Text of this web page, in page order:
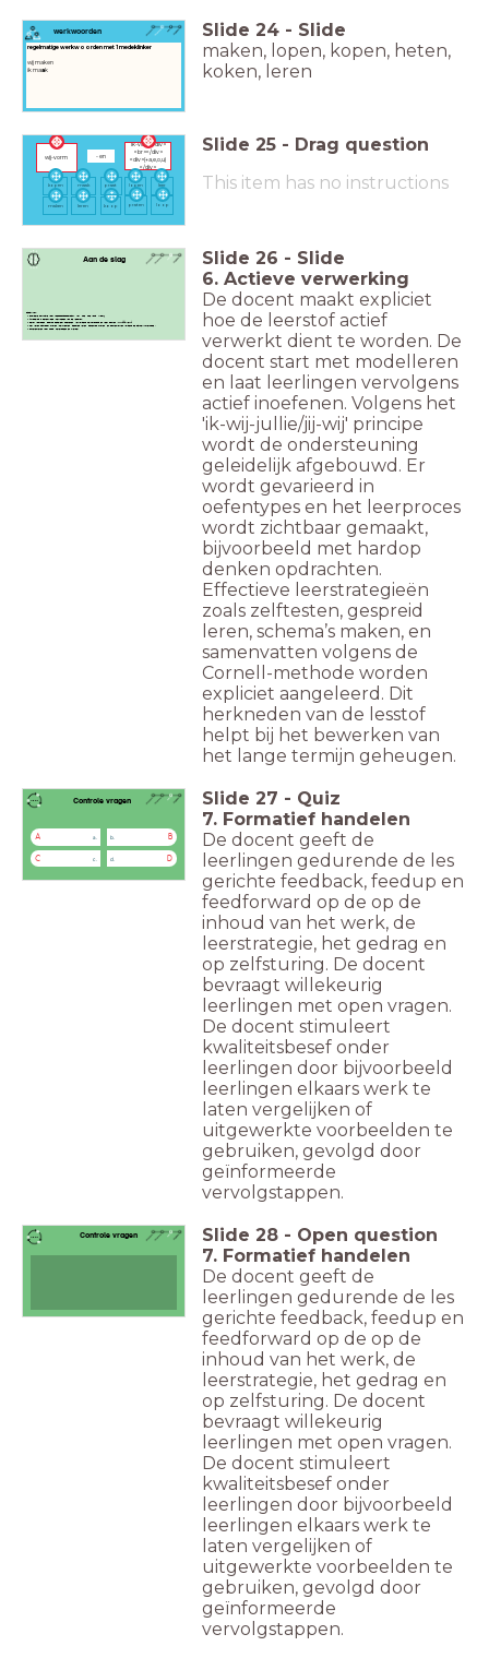
werkwoorden
regelmatige werkwoorden met 1 medeklinker
wij maken
ik maak
Slide 24 - Slide
maken, lopen, kopen, heten,
koken, leren
- en
wij-vorm
ik-vorm<div>
<br></div>
<div>(+a,e,o,u)
</div>
kopen maak lopen leer
maken leren koop loop
praten
praat
Slide 25 - Drag question
This item has no instructions
Aan de slag
Checklist:
Expliciete instructie voor toepassingsopdracht: wat, hoe, hoe lang, klaar?
Afwisseling in oefentypes (herkneden van de lesstof)
Eerst voordoen, daarna begeleidt inoefenen, vervolgens zelfstanding en weer samen (ik--wij-jij/jullie-wij)
Het leren zichtbaar maken (zelftesten, gespreid leren, schema’s maken, en samenvatten volgens de Cornell-methode )
Differentiëren waar nodig: heterogeen en flexibel.
Slide 26 - Slide
6. Actieve verwerking
De docent maakt expliciet
hoe de leerstof actief
verwerkt dient te worden. De
docent start met modelleren
en laat leerlingen vervolgens
actief inoefenen. Volgens het
'ik-wij-jullie/jij-wij' principe
wordt de ondersteuning
geleidelijk afgebouwd. Er
wordt gevarieerd in
oefentypes en het leerproces
wordt zichtbaar gemaakt,
bijvoorbeeld met hardop
denken opdrachten.
Effectieve leerstrategieën
zoals zelftesten, gespreid
leren, schema’s maken, en
samenvatten volgens de
Cornell-methode worden
expliciet aangeleerd. Dit
herkneden van de lesstof
helpt bij het bewerken van
het lange termijn geheugen.
Controle vragen
A a. B
b.
C c. D
d.
Slide 27 - Quiz
7. Formatief handelen
De docent geeft de
leerlingen gedurende de les
gerichte feedback, feedup en
feedforward op de op de
inhoud van het werk, de
leerstrategie, het gedrag en
op zelfsturing. De docent
bevraagt willekeurig
leerlingen met open vragen.
De docent stimuleert
kwaliteitsbesef onder
leerlingen door bijvoorbeeld
leerlingen elkaars werk te
laten vergelijken of
uitgewerkte voorbeelden te
gebruiken, gevolgd door
geïnformeerde
vervolgstappen.
Controle vragen Slide 28 - Open question
7. Formatief handelen
De docent geeft de
leerlingen gedurende de les
gerichte feedback, feedup en
feedforward op de op de
inhoud van het werk, de
leerstrategie, het gedrag en
op zelfsturing. De docent
bevraagt willekeurig
leerlingen met open vragen.
De docent stimuleert
kwaliteitsbesef onder
leerlingen door bijvoorbeeld
leerlingen elkaars werk te
laten vergelijken of
uitgewerkte voorbeelden te
gebruiken, gevolgd door
geïnformeerde
vervolgstappen.